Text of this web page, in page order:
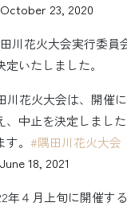
October 23, 2020
川花火大会実行委
いたしました。
川花火大会は、開催
中止を決定しまし
。 #隅田川花火大会
June 18, 2021
年４月上旬に開催す